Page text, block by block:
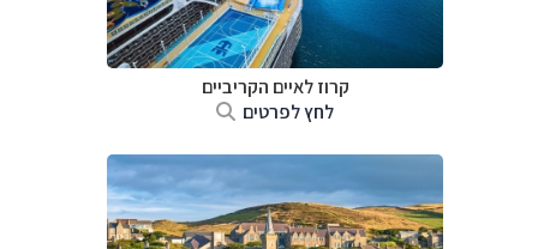
קרוז לאיים הקריביים
לחץ לפרטים